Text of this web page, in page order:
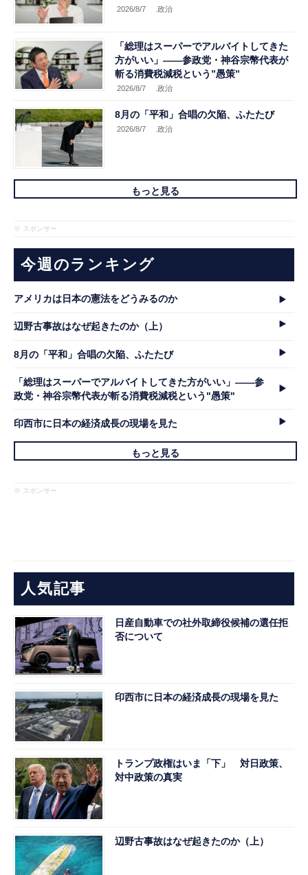
2026/8/7 .政治
「総理はスーパーでアルバイトしてきた
方がいい」――参政党・神谷宗幣代表が
斬る消費税減税という”愚策”
2026/8/7 .政治
8月の「平和」合唱の欠陥、ふたたび
2026/8/7 .政治
もっと見る
※ スポンサー
今週のランキング
アメリカは日本の憲法をどうみるのか
辺野古事故はなぜ起きたのか（上）
8月の「平和」合唱の欠陥、ふたたび
「総理はスーパーでアルバイトしてきた方がいい」――参
政党・神谷宗幣代表が斬る消費税減税という"愚策"
印西市に日本の経済成長の現場を見た
もっと見る
※ スポンサー
人気記事
日産自動車での社外取締役候補の選任拒
否について
印西市に日本の経済成長の現場を見た
トランプ政権はいま「下」 対日政策、
対中政策の真実
辺野古事故はなぜ起きたのか（上）